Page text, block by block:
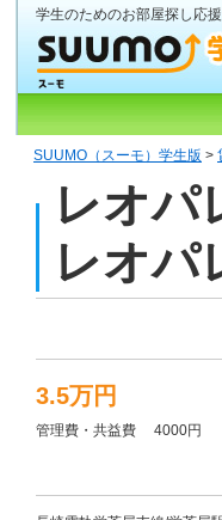
学生のためのお部屋探し応
SUUMO（スーモ）学生版 >
レオパ
レオパ
3.5万円
管理費・共益費 4000円